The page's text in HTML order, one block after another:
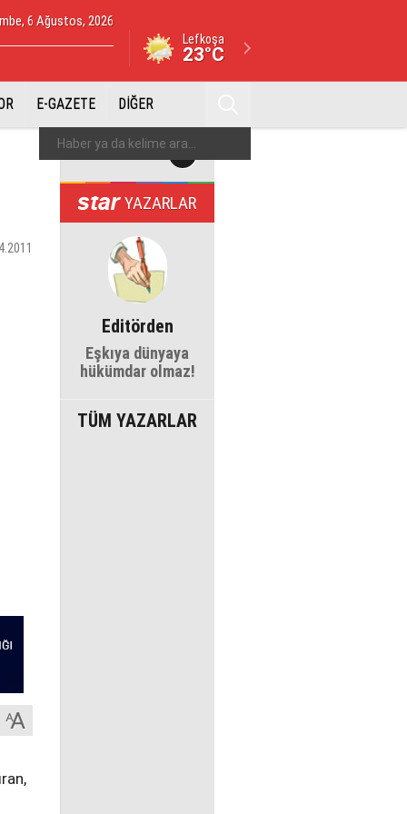
6 Ağustos, 2026
Lefkoşa
23°C
E-GAZETE DİĞER
YAZARLAR
Editörden
Eşkıya dünyaya
hükümdar olmaz!
TÜM YAZARLAR